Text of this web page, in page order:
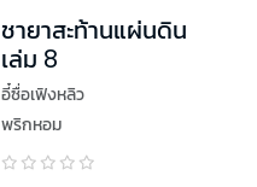
ชายาสะท้านแผ่นดิน
เล่ม 8
อี๋ซื่อเฟิงหลิว
พริกหอม